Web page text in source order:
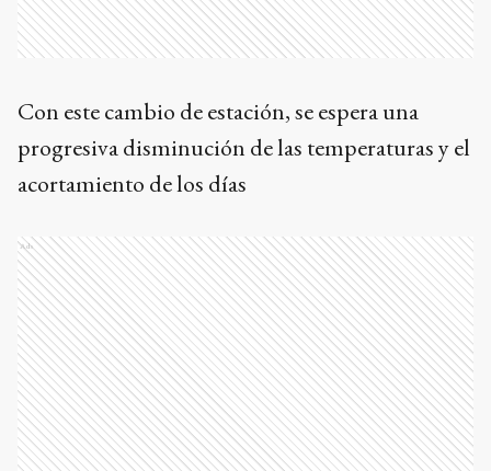
Con este cambio de estación, se espera una
progresiva disminución de las temperaturas y el
acortamiento de los días
Ads